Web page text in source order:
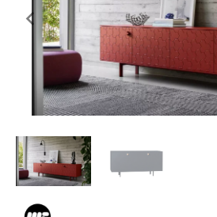
Previous
slide